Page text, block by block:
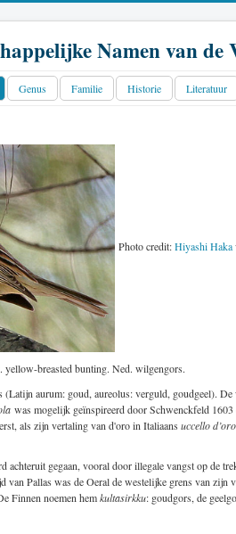
Namen van de
Genus Familie Historie Literatuur
Photo credit:Hiyashi Haka
yellow-breasted bunting. Ned. wilgengors.
(Latijn aurum: goud, aureolus: verguld, goudgeel).
was mogelijk geïnspireerd door Schwenckfeld 1603
als zijn vertaling van d'oro in Italiaans uccello d’oro
achteruit gegaan, vooral door illegale vangst op de
van Pallas was de Oeral de westelijke grens van
Finnen noemen hemkultasirkku: goudgors, de